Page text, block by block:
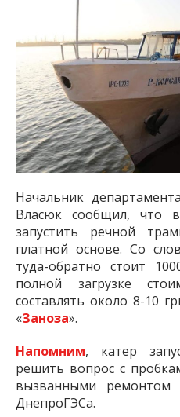
Начальник
Власюк сообщил,
запустить речной
платной основе. Со
туда-обратно стоит
полной загрузке
составлять около 8-10
«Заноза».
Напомним, катер
решить вопрос с
вызванными
ДнепроГЭСа.